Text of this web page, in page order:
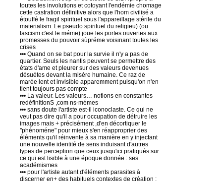
toutes les involutions et cotoyant l'endémie chomage
cette castration définitive alors que l'hom civilisé a
étouffé le fragil spirituel sous l'appareillage stérile du
materialism. Le pseudo spirituel du religieu) (ou
fascism c'est le méme) joue les portes ouvertes aux
promesses du pouvoir sùpréme voisinant toutes les
crises
••• Quand on se bat pour la survie il n'y a pas de
quartier. Seuls les nantis peuvent se permettre des
états d'ame et pleurer sur des valeurs devenues
désuétes devant la misére humaine. Ce raz de
marée lent et invisible apparemment puisqu'on n'en
tient toujours pas compte
••• La valeur. Les valeurs… notions en constantes
redéfinitionS ,com ns-mémes
••• sans doute l'artiste est-il iconoclaste. Ce qui ne
veut pas dire qu'il a pour occupation de détruire les
images mais + précisément ,d'en décortiquer le
''phénoméne" pour mieux s'en réapproprier des
éléments qu'il réinvente à sa manière en y injectant
une nouvelle identité de sens induisant d'autres
types de perception que ceux jusqu'ici pratiqués sur
ce qui est lisible à une époque donnée : ses
académismes
••• pour l'artiste autant d'éléments parasites à
discerner en+ des habituels contextes de création :